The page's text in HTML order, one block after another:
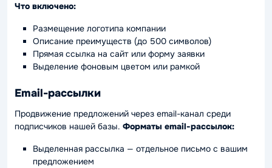
Что включено:
Размещение логотипа компании
Описание преимуществ (до 500 символов)
Прямая ссылка на сайт или форму заявки
Выделение фоновым цветом или рамкой
Email-рассылки
Продвижение предложений через email-канал среди
подписчиков нашей базы. Форматы email-рассылок:
Выделенная рассылка — отдельное письмо с вашим
предложением